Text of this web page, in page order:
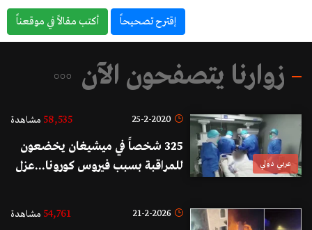
إقترح تصحيحاً أكتب مقالاً في موقعناً
زوارنا يتصفحون الآن
عربي دولي
25-2-2020
58,535 مشاهدة
325 شخصاً في ميشيغان يخضعون
للمراقبة بسبب فيروس كورونا...عزل
من صحتهم
21-2-2026
54,761 مشاهدة